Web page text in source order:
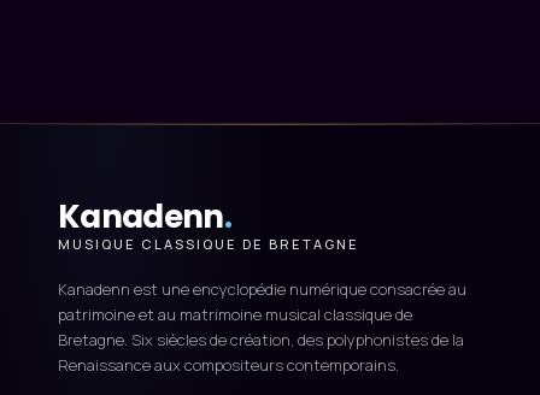
Kanadenn.
MUSIQUE CLASSIQUE DE BRETAGNE
Kanadenn est une encyclopédie numérique consacrée au
patrimoine et au matrimoine musical classique de
Bretagne. Six siècles de création, des polyphonistes de la
Renaissance aux compositeurs contemporains.